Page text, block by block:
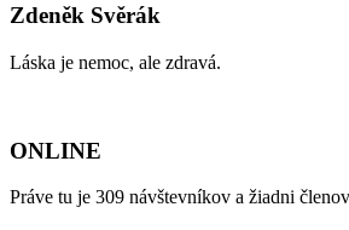
Zdeněk Svěrák
Láska je nemoc, ale zdravá.
ONLINE
Práve tu je 309 návštevníkov a žiadni